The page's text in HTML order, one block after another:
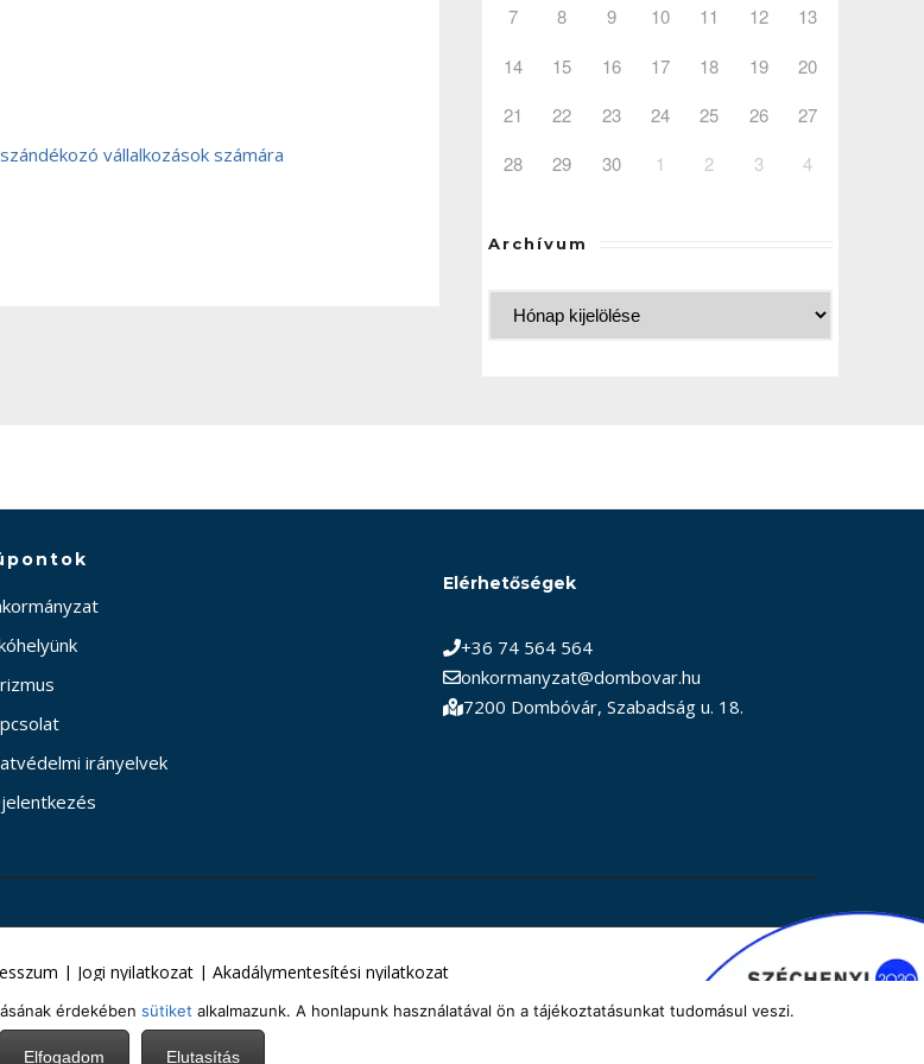
vállalkozások számára
7
8 9 10 11 12
13
14
15 16 17 18 19
20
21
22 23 24 25 26
27
28
29 30 1 2 3 4
Archívum
irányelvek
Elérhetőségek
+36 74 564 564
onkormanyzat@dombovar.hu
7200 Dombóvár, Szabadság u. 18.
| Jogi nyilatkozat | Akadálymentesítési nyilatkozat
érdekében sütiket alkalmazunk. A honlapunk használatával ön a tájékoztatásunkat tudomásul veszi.
Elfogadom Elutasítás